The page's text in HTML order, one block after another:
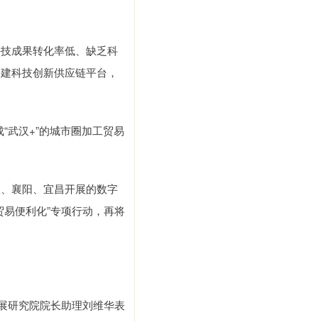
成果转化率低、缺乏科
科技创新供应链平台，
汉+”的城市圈加工贸易
襄阳、宜昌开展的数字
便利化”专项行动，再将
研究院院长助理刘维华表